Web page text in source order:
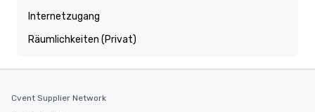
Internetzugang
Räumlichkeiten (Privat)
Cvent Supplier Network